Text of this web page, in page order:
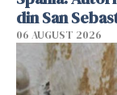
din San
06 AUGUST 2026